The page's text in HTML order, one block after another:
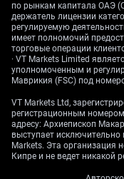
по рынкам капитала ОАЭ
держатель лицензии
регулируемую
имеет полномочий
торговые операции
· VT Markets Limited
уполномоченным и
Маврикия (FSC) под
VT Markets Ltd,
регистрационным
адресу: Архиепископ
выступает исключительно
Markets. Эта организация
Кипре и не ведет никакой